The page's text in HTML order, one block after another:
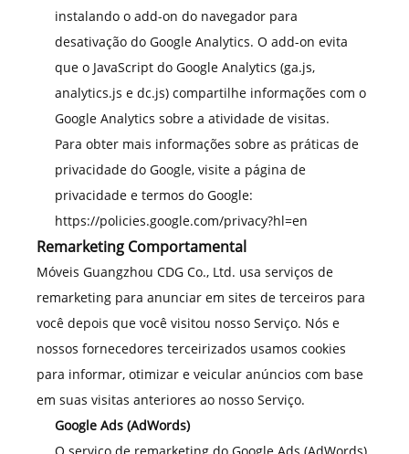
instalando o add-on do navegador para
desativação do Google Analytics. O add-on evita
que o JavaScript do Google Analytics (ga.js,
analytics.js e dc.js) compartilhe informações com o
Google Analytics sobre a atividade de visitas.
Para obter mais informações sobre as práticas de
privacidade do Google, visite a página de
privacidade e termos do Google:
https://policies.google.com/privacy?hl=en
Remarketing Comportamental
Móveis Guangzhou CDG Co., Ltd. usa serviços de
remarketing para anunciar em sites de terceiros para
você depois que você visitou nosso Serviço. Nós e
nossos fornecedores terceirizados usamos cookies
para informar, otimizar e veicular anúncios com base
em suas visitas anteriores ao nosso Serviço.
Google Ads (AdWords)